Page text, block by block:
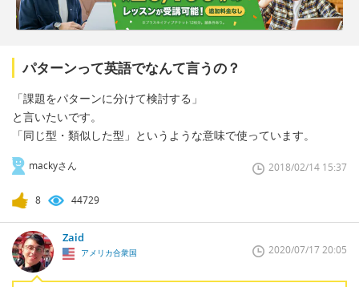
パターンって英語でなんて言うの？
「課題をパターンに分けて検討する」
と言いたいです。
「同じ型・類似した型」というような意味で使っています。
mackyさん 2018/02/14 15:37
8 44729
Zaid
アメリカ合衆国 2020/07/17 20:05